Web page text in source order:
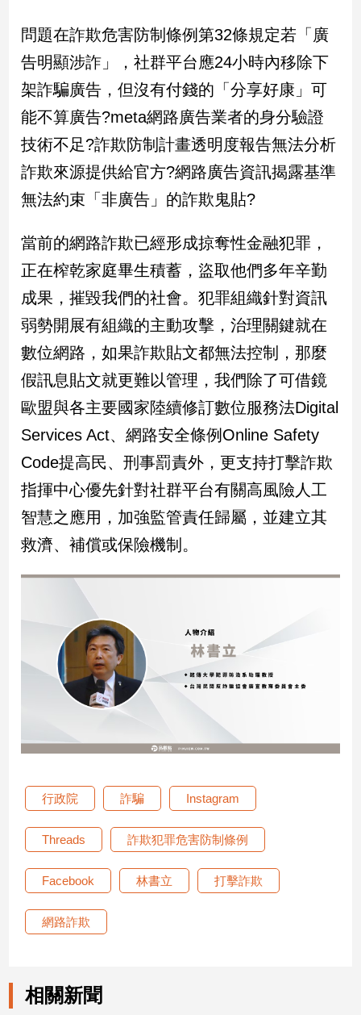
娛
樂
娛
樂
聞
流
行/
時
追
星
生
活
建
築/
室
內
計
旅
遊/
美
食
費
感
術
／
文
電
影
推
技/
遊
問題在詐欺危害防制條例第32條規定若「廣
告明顯涉詐」，社群平台應24小時內移除下
架詐騙廣告，但沒有付錢的「分享好康」可
能不算廣告?meta網路廣告業者的身分驗證
技術不足?詐欺防制計畫透明度報告無法分析
詐欺來源提供給官方?網路廣告資訊揭露基準
無法約束「非廣告」的詐欺鬼貼?
當前的網路詐欺已經形成掠奪性金融犯罪，
正在榨乾家庭畢生積蓄，盜取他們多年辛勤
成果，摧毀我們的社會。犯罪組織針對資訊
弱勢開展有組織的主動攻擊，治理關鍵就在
數位網路，如果詐欺貼文都無法控制，那麼
假訊息貼文就更難以管理，我們除了可借鏡
歐盟與各主要國家陸續修訂數位服務法Digital
Services Act、網路安全條例Online Safety
Code提高民、刑事罰責外，更支持打擊詐欺
指揮中心優先針對社群平台有關高風險人工
智慧之應用，加強監管責任歸屬，並建立其
救濟、補償或保險機制。
行政院 詐騙 Instagram
Threads 詐欺犯罪危害防制條例
Facebook 林書立 打擊詐欺
網路詐欺
相關新聞